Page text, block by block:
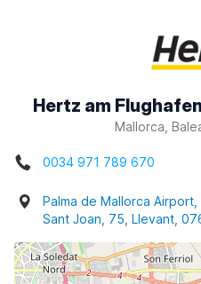
Hertz am
Mallorca,
0034 971 789 670
Palma de Mallorca
Sant Joan, 75, Llevant,